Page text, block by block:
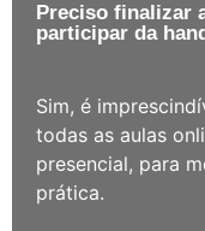
Preciso finalizar
participar da
Sim, é
todas as aulas
presencial, para
prática.